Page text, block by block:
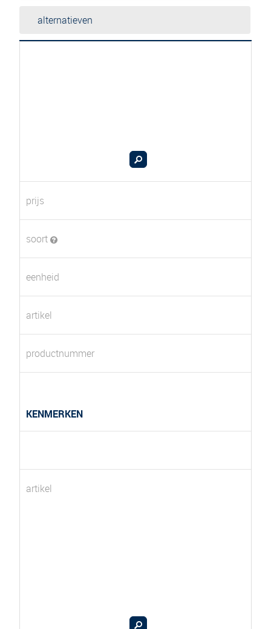
alternatieven
prijs
soort
eenheid
artikel
productnummer
KENMERKEN
artikel